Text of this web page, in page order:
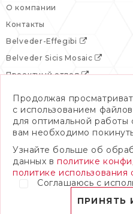
О компании
Контакты
Belveder-Effegibi
Belveder Sicis Mosaic
Проектный отдел
© 2026 Бельведер
Продолжая
с использованием
для оптимальной работы
вам необходимо
Узнайте больше об
данных вполитике
политике использования
Соглашаюсь с
ПРИНЯТЬ